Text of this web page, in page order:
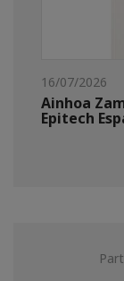
16/07/2026
Ainhoa
Epitech